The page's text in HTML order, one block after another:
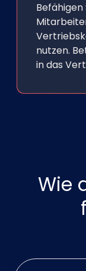
Befähigen
nutzen.
in das
Wie